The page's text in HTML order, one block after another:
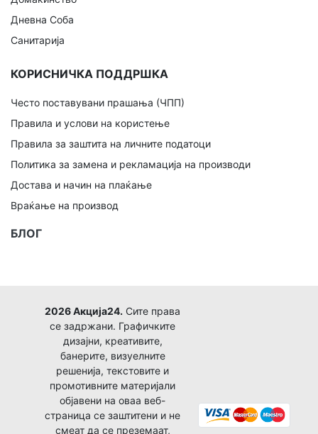
Дневна Соба
Санитарија
КОРИСНИЧКА ПОДДРШКА
Често поставувани прашања (ЧПП)
Правила и услови на користење
Правила за заштита на личните податоци
Политика за замена и рекламација на производи
Достава и начин на плаќање
Враќање на производ
БЛОГ
2026 Акција24. Сите права
се задржани. Графичките
дизајни, креативите,
банерите, визуелните
решенија, текстовите и
промотивните материјали
објавени на оваа веб-
страница се заштитени и не
смеат да се преземаат,